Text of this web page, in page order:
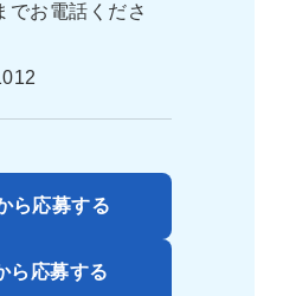
でお電話くださ
ら応募する
ら応募する